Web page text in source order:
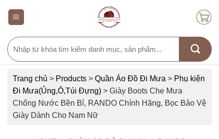
Search
for:
Trang chủ > Products > Quần Áo Đồ Đi Mưa > Phụ kiện
Đi Mưa(Ủng,Ô,Túi Đựng) > Giày Boots Che Mưa
Chống Nước Bền Bỉ, RANDO Chính Hãng, Bọc Bảo Vệ
Giày Dành Cho Nam Nữ